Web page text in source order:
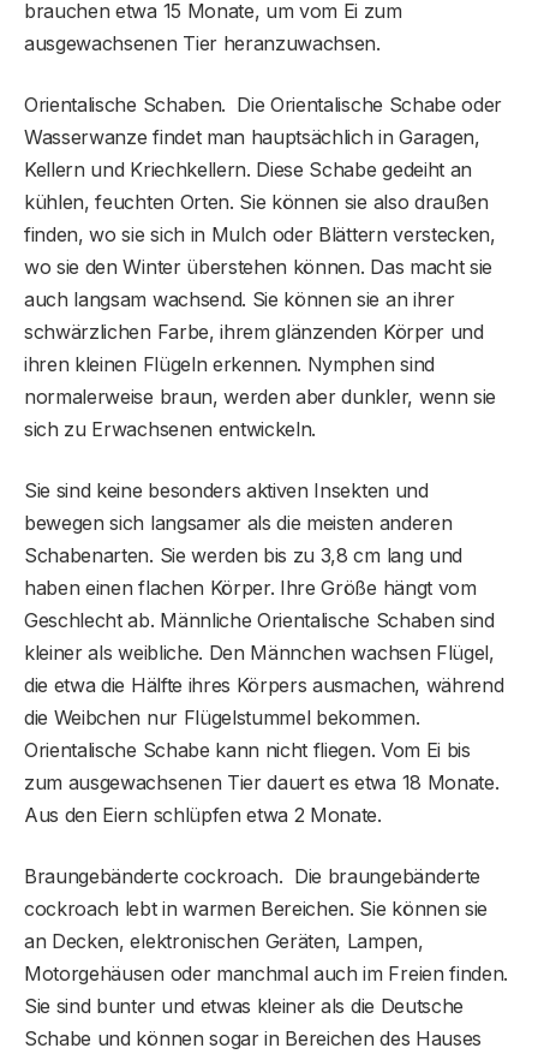
brauchen etwa 15 Monate, um vom Ei zum
ausgewachsenen Tier heranzuwachsen.
Orientalische Schaben. Die Orientalische Schabe oder
Wasserwanze findet man hauptsächlich in Garagen,
Kellern und Kriechkellern. Diese Schabe gedeiht an
kühlen, feuchten Orten. Sie können sie also draußen
finden, wo sie sich in Mulch oder Blättern verstecken,
wo sie den Winter überstehen können. Das macht sie
auch langsam wachsend. Sie können sie an ihrer
schwärzlichen Farbe, ihrem glänzenden Körper und
ihren kleinen Flügeln erkennen. Nymphen sind
normalerweise braun, werden aber dunkler, wenn sie
sich zu Erwachsenen entwickeln.
Sie sind keine besonders aktiven Insekten und
bewegen sich langsamer als die meisten anderen
Schabenarten. Sie werden bis zu 3,8 cm lang und
haben einen flachen Körper. Ihre Größe hängt vom
Geschlecht ab. Männliche Orientalische Schaben sind
kleiner als weibliche. Den Männchen wachsen Flügel,
die etwa die Hälfte ihres Körpers ausmachen, während
die Weibchen nur Flügelstummel bekommen.
Orientalische Schabe kann nicht fliegen. Vom Ei bis
zum ausgewachsenen Tier dauert es etwa 18 Monate.
Aus den Eiern schlüpfen etwa 2 Monate.
Braungebänderte cockroach. Die braungebänderte
cockroach lebt in warmen Bereichen. Sie können sie
an Decken, elektronischen Geräten, Lampen,
Motorgehäusen oder manchmal auch im Freien finden.
Sie sind bunter und etwas kleiner als die Deutsche
Schabe und können sogar in Bereichen des Hauses